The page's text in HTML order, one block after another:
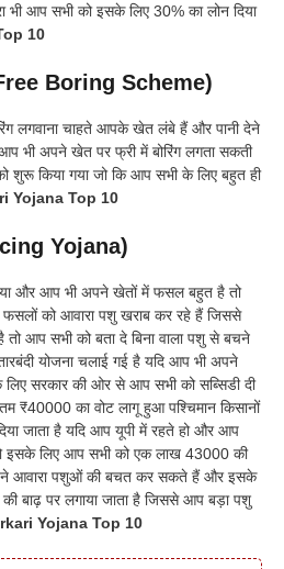
भी आप सभी को इसके लिए 30% का लोन दिया
Top 10
Boring Scheme)
लगवाना चाहते आपके खेत लंबे हैं और पानी देने
भी अपने खेत पर फ्री में बोरिंग लगता सकती
शुरू किया गया जो कि आप सभी के लिए बहुत ही
Yojana Top 10
Yojana)
और आप भी अपने खेतों में फसल बहुत है तो
को आवारा पशु खराब कर रहे हैं जिससे
आप सभी को बता दे बिना वाला पशु से बचने
योजना चलाई गई है यदि आप भी अपने
लिए सरकार की ओर से आप सभी को सब्सिडी दी
₹40000 का वोट लागू हुआ पश्चिमान किसानों
जाता है यदि आप यूपी में रहते हो और आप
इसके लिए आप सभी को एक लाख 43000 की
आवारा पशुओं की बचत कर सकते हैं और इसके
बाढ़ पर लगाया जाता है जिससे आप बड़ा पशु
Yojana Top 10